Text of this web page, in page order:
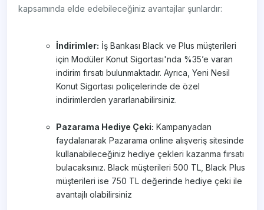
kapsamında elde edebileceğiniz avantajlar şunlardır:
İndirimler: İş Bankası Black ve Plus müşterileri
için Modüler Konut Sigortası'nda %35’e varan
indirim fırsatı bulunmaktadır. Ayrıca, Yeni Nesil
Konut Sigortası poliçelerinde de özel
indirimlerden yararlanabilirsiniz.
Pazarama Hediye Çeki: Kampanyadan
faydalanarak Pazarama online alışveriş sitesinde
kullanabileceğiniz hediye çekleri kazanma fırsatı
bulacaksınız. Black müşterileri 500 TL, Black Plus
müşterileri ise 750 TL değerinde hediye çeki ile
avantajlı olabilirsiniz